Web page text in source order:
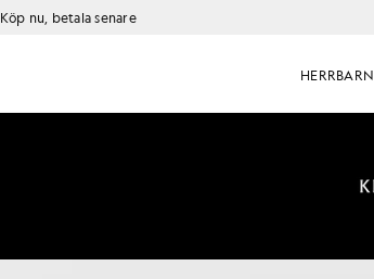
Köp nu, betala senare
HERRBARN